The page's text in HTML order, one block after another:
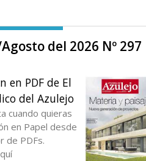
del 2026 Nº 297
en PDF de El
del Azulejo
cuando quieras
en Papel desde
de PDFs.